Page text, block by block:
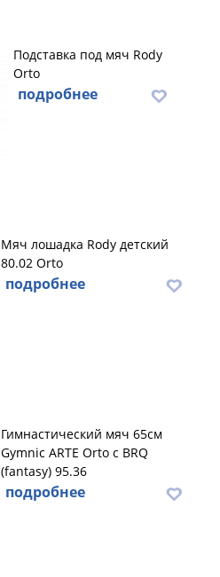
Подставка под мяч Rody
Orto
подробнее
Мяч лошадка Rody детский
80.02 Orto
подробнее
Гимнастический мяч 65см
Gymnic ARTE Orto с BRQ
(fantasy) 95.36
подробнее